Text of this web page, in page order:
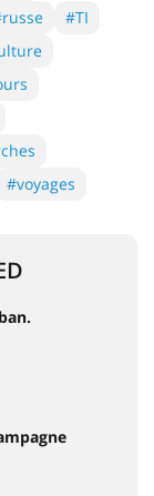
#TI
#voyages